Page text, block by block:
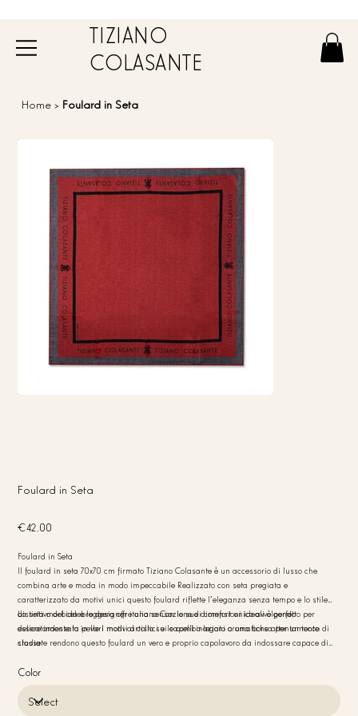
TIZIANO
COLASANTE
Home > Foulard in Seta
Foulard in Seta
€42.00
Foulard in Seta
Il foulard in seta 70x70 cm firmato Tiziano Colasante è un accessorio di lusso che
combina arte e moda in modo impeccabile Realizzato con seta pregiata e
caratterizzato da motivi unici questo foulard riflette l'eleganza senza tempo e lo stile
distintivo del celebre designer italiano Con le sue dimensioni ideali è perfetto per
essere indossato in vari modi al collo sui capelli o legato a una borsa per un tocco di
classe
La seta morbida e leggera offre una sensazione di comfort unico avvolgendo
delicatamente la pelle I motivi artistici e le combinazioni cromatiche attentamente
studiate rendono questo foulard un vero e proprio capolavoro da indossare capace di
per chi desidera un accessorio versatile che si distingua per stile e qualità
Tiziano Colasante Made in Italy
Color